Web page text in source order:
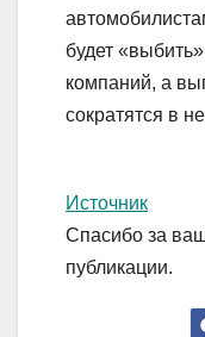
будет
компаний, а
сократятся в
Источник
Спасибо за
публикации.